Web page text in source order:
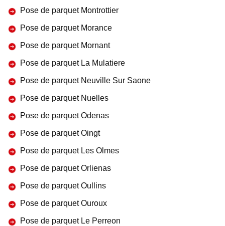
Pose de parquet Montrottier
Pose de parquet Morance
Pose de parquet Mornant
Pose de parquet La Mulatiere
Pose de parquet Neuville Sur Saone
Pose de parquet Nuelles
Pose de parquet Odenas
Pose de parquet Oingt
Pose de parquet Les Olmes
Pose de parquet Orlienas
Pose de parquet Oullins
Pose de parquet Ouroux
Pose de parquet Le Perreon